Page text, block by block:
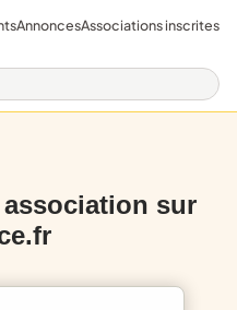
AnnoncesAssociations inscrites
association sur